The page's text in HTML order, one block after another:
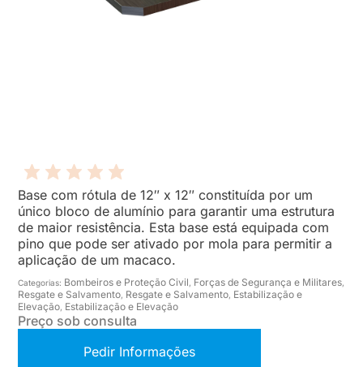
Base com rótula de 12″ x 12″ constituída por um
único bloco de alumínio para garantir uma estrutura
de maior resistência. Esta base está equipada com
pino que pode ser ativado por mola para permitir a
aplicação de um macaco.
Categorias: Bombeiros e Proteção Civil, Forças de Segurança e Militares,
Resgate e Salvamento, Resgate e Salvamento, Estabilização e
Elevação, Estabilização e Elevação
Preço sob consulta
Pedir Informações